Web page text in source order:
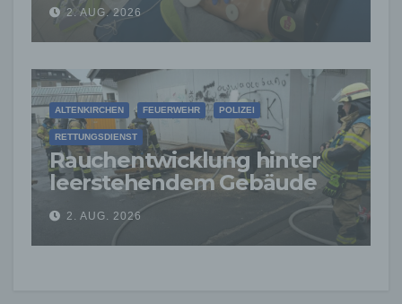
2. AUG. 2026
ALTENKIRCHEN FEUERWEHR POLIZEI
RETTUNGSDIENST
Rauchentwicklung hinter
leerstehendem Gebäude
sorgt für Feuerwehreinsatz
2. AUG. 2026